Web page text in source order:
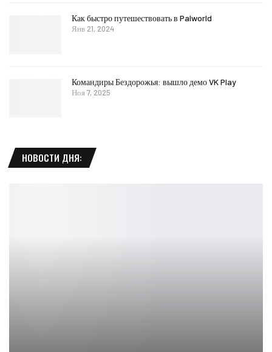
Как быстро путешествовать в Palworld
Янв 21, 2024
Командиры Бездорожья: вышло демо VK Play
Ноя 7, 2025
НОВОСТИ ДНЯ: